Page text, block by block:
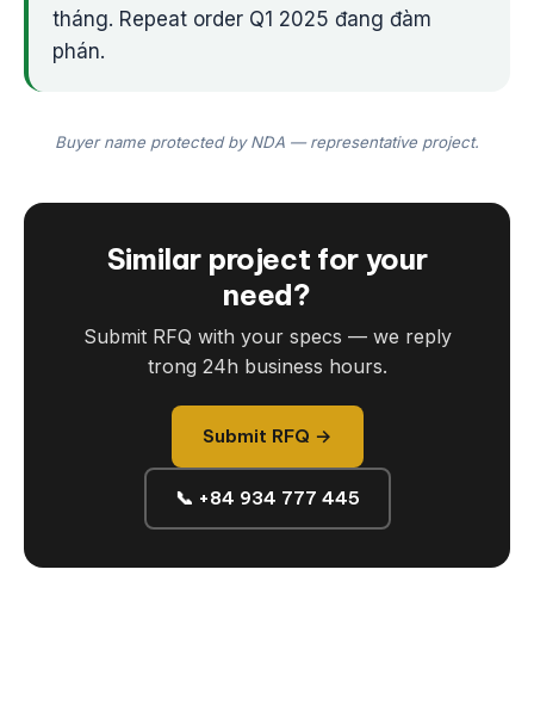
tháng. Repeat order Q1 2025 đang đàm
phán.
Buyer name protected by NDA — representative project.
Similar project for your
need?
Submit RFQ with your specs — we reply
trong 24h business hours.
Submit RFQ →
📞 +84 934 777 445